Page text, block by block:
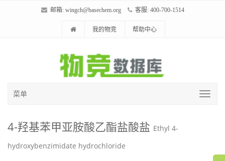
邮箱: wingch@basechem.org 客服: 400-700-1514
我的物竞 帮助中心
菜单
4-羟基苯甲亚胺酸乙酯盐酸盐 Ethyl 4-
hydroxybenzimidate hydrochloride